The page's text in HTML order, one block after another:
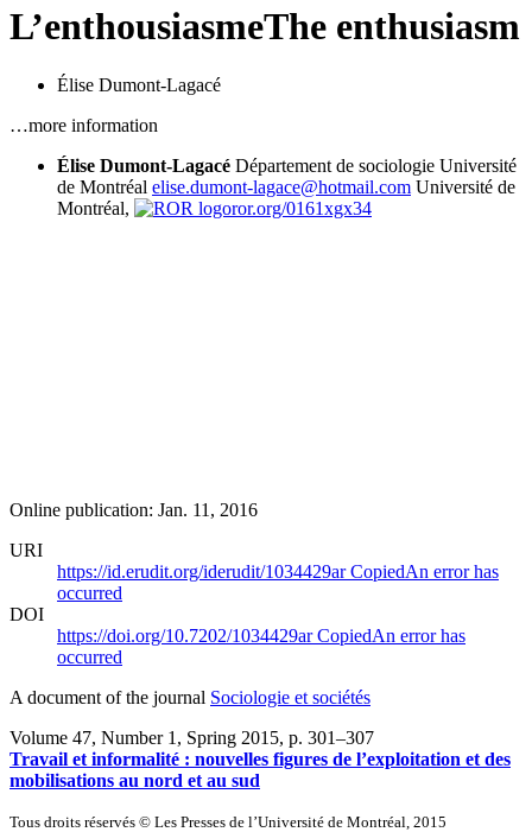
L’enthousiasmeThe enthusiasm
Élise Dumont-Lagacé
…more information
Élise Dumont-Lagacé Département de sociologie Université
de Montréal elise.dumont-lagace@hotmail.com Université de
Montréal,
ror.org/0161xgx34
Online publication: Jan. 11, 2016
URI
https://id.erudit.org/iderudit/1034429arCopiedAn error has
occurred
DOI
https://doi.org/10.7202/1034429arCopiedAn error has
occurred
A document of the journal Sociologie et sociétés
Volume 47, Number 1, Spring 2015, p. 301–307
Travail et informalité : nouvelles figures de l’exploitation et des
mobilisations au nord et au sud
Tous droits réservés © Les Presses de l’Université de Montréal, 2015